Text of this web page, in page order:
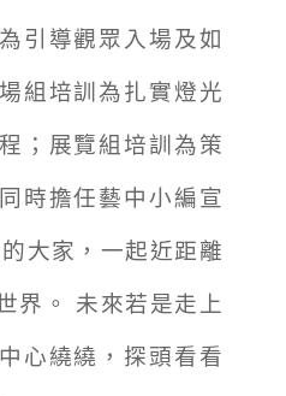
引導觀眾入場及如
組培訓為扎實燈光
；展覽組培訓為策
時擔任藝中小編宣
大家，一起近距離
界。 未來若是走上
心繞繞，探頭看看